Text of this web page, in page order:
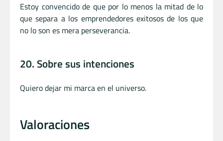
Estoy convencido de que por lo menos la mitad de lo
que separa a los emprendedores exitosos de los que
no lo son es mera perseverancia.
20. Sobre sus intenciones
Quiero dejar mi marca en el universo.
Valoraciones